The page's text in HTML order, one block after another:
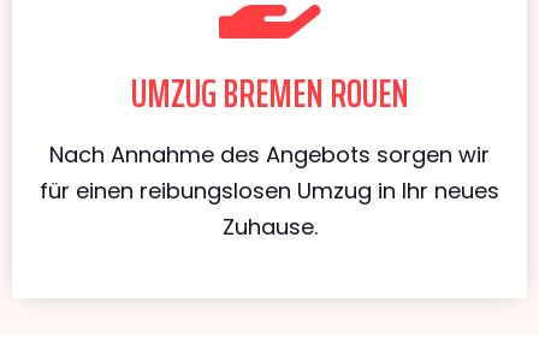
UMZUG BREMEN ROUEN
Nach Annahme des Angebots sorgen wir
für einen reibungslosen Umzug in Ihr neues
Zuhause.